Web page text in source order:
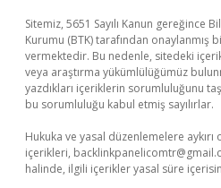
Sitemiz, 5651 Sayılı Kanun gereğince
Kurumu (BTK) tarafından onaylanmış
vermektedir. Bu nedenle, sitedeki
veya araştırma yükümlülüğümüz
yazdıkları içeriklerin sorumluluğunu
bu sorumluluğu kabul etmiş sayılırlar.
Hukuka ve yasal düzenlemelere
içerikleri,
halinde, ilgili içerikler yasal süre